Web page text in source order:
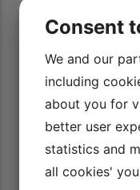
altid ved, hvad
fantastisk hjælp!
lyst til at
er der altid
Consent
We and our
including
about you for
better user
statistics and
all cookies'